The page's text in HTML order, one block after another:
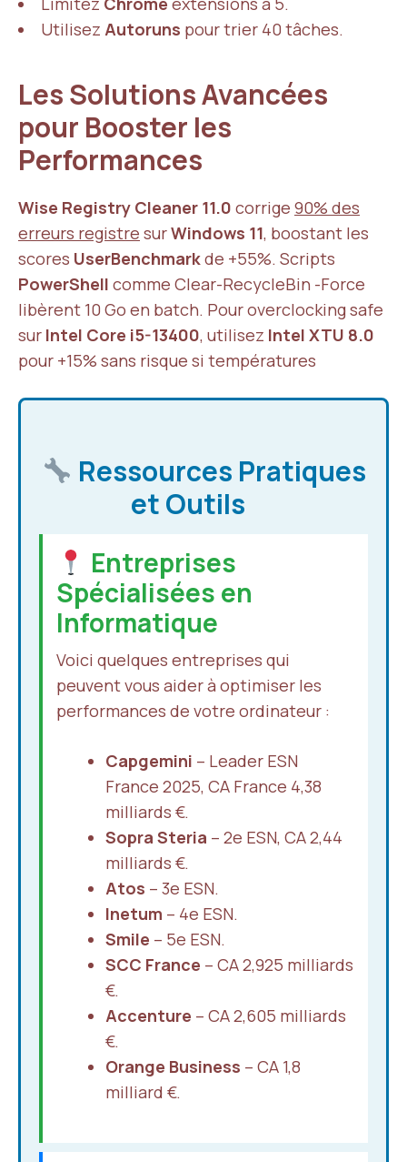
Utilisez Autoruns pour trier 40 tâches.
Les Solutions Avancées
pour Booster les
Performances
Wise Registry Cleaner 11.0 corrige 90% des
erreurs registre surWindows 11, boostant les
scores UserBenchmarkde +55%. Scripts
PowerShell comme Clear-RecycleBin -Force
libèrent 10 Go en batch. Pour overclocking safe
sur Intel Core i5-13400, utilisez Intel XTU 8.0
pour +15% sans risque si températures
Ressources Pratiques
et Outils
Entreprises
Spécialisées en
Informatique
Voici quelques entreprises qui
peuvent vous aider à optimiser les
performances de votre ordinateur :
Capgemini – Leader ESN
France 2025, CA France 4,38
milliards €.
Sopra Steria – 2e ESN, CA 2,44
milliards €.
Atos – 3e ESN.
Inetum – 4e ESN.
Smile – 5e ESN.
SCC France – CA 2,925 milliards
€.
Accenture – CA 2,605 milliards
€.
Orange Business – CA 1,8
milliard €.